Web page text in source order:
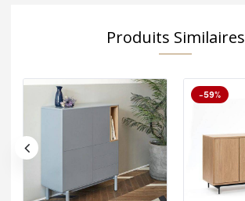
Produits Similaires
-59%